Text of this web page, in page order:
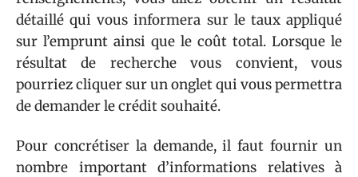
détaillé qui vous informera sur le taux appliqué
sur l’emprunt ainsi que le coût total. Lorsque le
résultat de recherche vous convient, vous
pourriez cliquer sur un onglet qui vous permettra
de demander le crédit souhaité.
Pour concrétiser la demande, il faut fournir un
nombre important d’informations relatives à